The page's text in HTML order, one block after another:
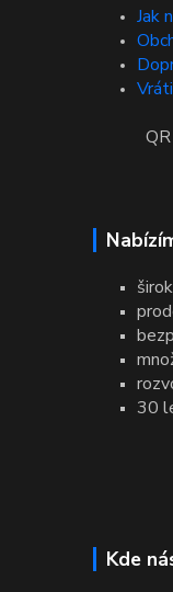
Jak
30
Kde